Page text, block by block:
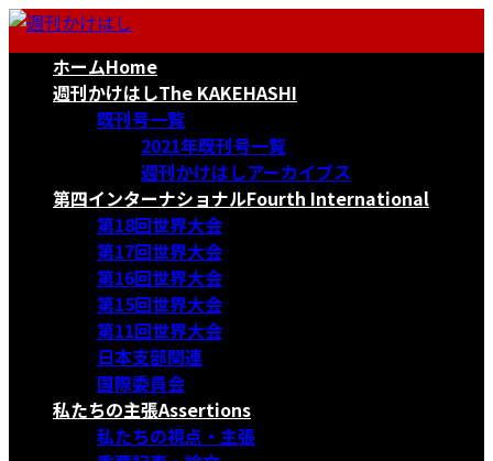
コ
ナ
ホームHome
週刊かけはしThe KAKEHASHI
既刊号一覧
2021年既刊号一覧
週刊かけはしアーカイブス
第四インターナショナルFourth International
第18回世界大会
第17回世界大会
第16回世界大会
第15回世界大会
第11回世界大会
日本支部関連
国際委員会
私たちの主張Assertions
私たちの視点・主張